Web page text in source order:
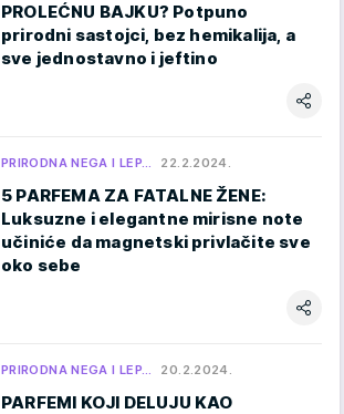
PROLEĆNU BAJKU? Potpuno
prirodni sastojci, bez hemikalija, a
sve jednostavno i jeftino
PRIRODNA NEGA I LEP… 22.2.2024.
5 PARFEMA ZA FATALNE ŽENE:
Luksuzne i elegantne mirisne note
učiniće da magnetski privlačite sve
oko sebe
PRIRODNA NEGA I LEP… 20.2.2024.
PARFEMI KOJI DELUJU KAO